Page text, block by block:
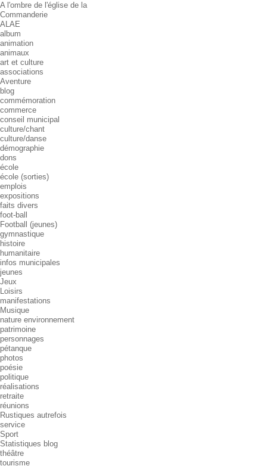
A l'ombre de l'église de la
Commanderie
ALAE
album
animation
animaux
art et culture
associations
Aventure
blog
commémoration
commerce
conseil municipal
culture/chant
culture/danse
démographie
dons
école
école (sorties)
emplois
expositions
faits divers
foot-ball
Football (jeunes)
gymnastique
histoire
humanitaire
infos municipales
jeunes
Jeux
Loisirs
manifestations
Musique
nature environnement
patrimoine
personnages
pétanque
photos
poésie
politique
réalisations
retraite
réunions
Rustiques autrefois
service
Sport
Statistiques blog
théâtre
tourisme